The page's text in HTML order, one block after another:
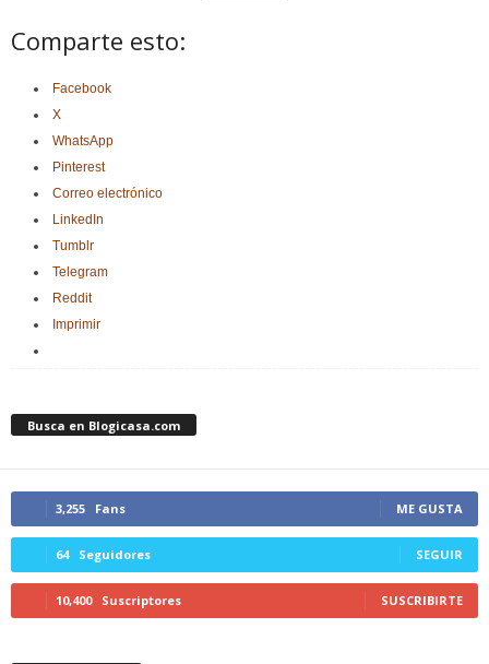
Comparte esto:
Facebook
X
WhatsApp
Pinterest
Correo electrónico
LinkedIn
Tumblr
Telegram
Reddit
Imprimir
Busca en Blogicasa.com
3,255 Fans ME GUSTA
64 Seguidores SEGUIR
10,400 Suscriptores SUSCRIBIRTE